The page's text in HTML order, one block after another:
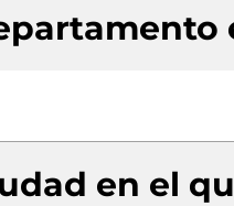
en el